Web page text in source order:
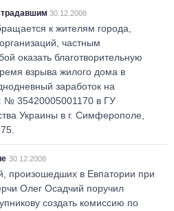
30.12.2008
к жителям города,
частным
оказать благотворительную
взрыва жилого дома в
заработок на
№ 35420005001170 в ГУ
Украины в г. Симферополе,
30.12.2008
произошедших в Евпатории при
Олег Осадчий поручил
создать комиссию по